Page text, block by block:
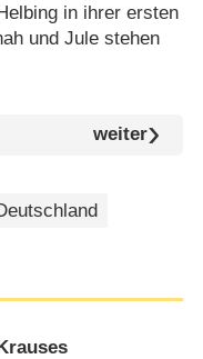
in ihrer ersten
und Jule stehen
weiter